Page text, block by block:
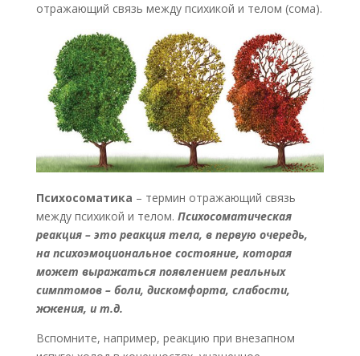
отражающий связь между психикой и телом (сома).
Психосоматика – термин отражающий связь
между психикой и телом. Психосоматическая
реакция – это реакция тела, в первую очередь,
на психоэмоциональное состояние, которая
может выражаться появлением реальных
симптомов – боли, дискомфорта, слабости,
жжения, и т.д.
Вспомните, например, реакцию при внезапном